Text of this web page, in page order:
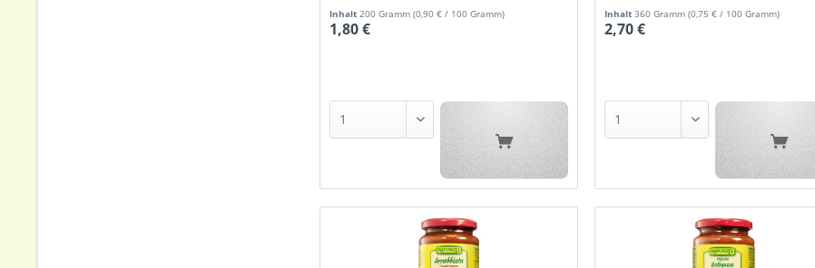
Inhalt200 Gramm(0,90 € / 100 Gramm)
1,80 €
Inhalt360 Gramm(0,75 € / 100 Gramm)
2,70 €